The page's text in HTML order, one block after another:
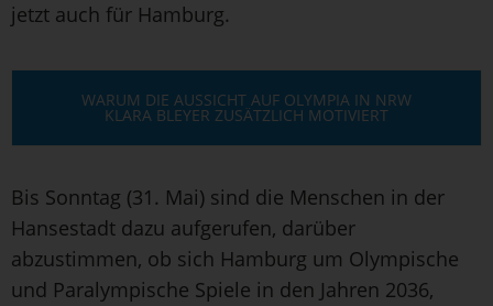
jetzt auch für Hamburg.
WARUM DIE AUSSICHT AUF OLYMPIA IN NRW
KLARA BLEYER ZUSÄTZLICH MOTIVIERT
Bis Sonntag (31. Mai) sind die Menschen in der
Hansestadt dazu aufgerufen, darüber
abzustimmen, ob sich Hamburg um Olympische
und Paralympische Spiele in den Jahren 2036,